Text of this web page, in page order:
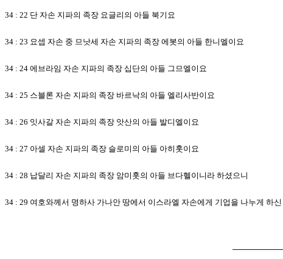
34 : 22 단 자손 지파의 족장 요글리의 아들 북기요
34 : 23 요셉 자손 중 므낫세 자손 지파의 족장 에봇의 아들 한니엘이요
34 : 24 에브라임 자손 지파의 족장 십단의 아들 그므엘이요
34 : 25 스블론 자손 지파의 족장 바르낙의 아들 엘리사반이요
34 : 26 잇사갈 자손 지파의 족장 앗산의 아들 발디엘이요
34 : 27 아셀 자손 지파의 족장 슬로미의 아들 아히훗이요
34 : 28 납달리 자손 지파의 족장 암미훗의 아들 브다헬이니라 하셨으니
34 : 29 여호와께서 명하사 가나안 땅에서 이스라엘 자손에게 기업을 나누게 하